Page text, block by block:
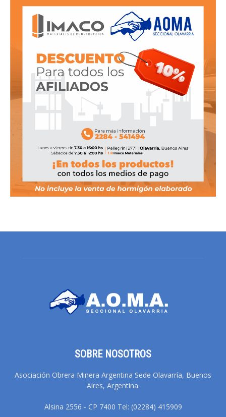
SOBRE NOSOTROS
Asociación Obrera Minera Argentina Sede Olavarría, Buenos
Aires, Argentina.
Alsina 2556 - CP 7400 Tel: (02284) 415909